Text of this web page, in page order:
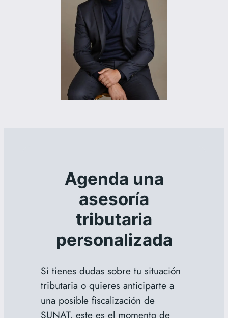
Agenda una
asesoría
tributaria
personalizada
Si tienes dudas sobre tu situación
tributaria o quieres anticiparte a
una posible fiscalización de
SUNAT, este es el momento de